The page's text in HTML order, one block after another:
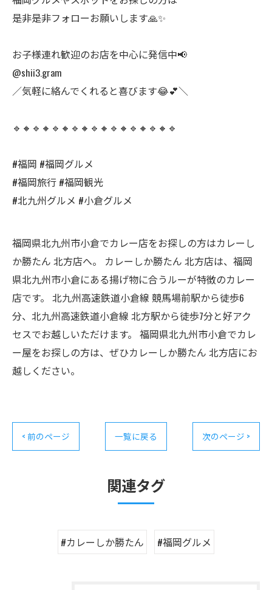
是非是非フォローお願いします🙏✨
お子様連れ歓迎のお店を中心に発信中📢
@shii3.gram
／気軽に絡んでくれると喜びます😂💕＼
🔹🔸🔹🔸🔹🔸🔹🔸🔹🔸🔹🔸🔹🔸🔹🔸🔹
#福岡 #福岡グルメ
#福岡旅行 #福岡観光
#北九州グルメ #小倉グルメ
福岡県北九州市小倉でカレー店をお探しの方はカレーし
か勝たん 北方店へ。 カレーしか勝たん 北方店は、福岡
県北九州市小倉にある揚げ物に合うルーが特徴のカレー
店です。 北九州高速鉄道小倉線 競馬場前駅から徒歩6
分、北九州高速鉄道小倉線 北方駅から徒歩7分と好アク
セスでお越しいただけます。 福岡県北九州市小倉でカレ
ー屋をお探しの方は、ぜひカレーしか勝たん 北方店にお
越しください。
< 前のページ 一覧に戻る 次のページ >
関連タグ
#カレーしか勝たん #福岡グルメ